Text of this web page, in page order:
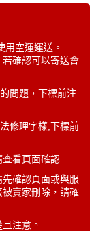
用空運運送。
確認可以寄送會
問題，下標前注
修理字樣,下標前
看頁面確認
確認頁面或與服
賣家刪除，請確
注意。